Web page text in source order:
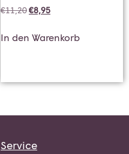
€11,20€8,95
In den Warenkorb
Service